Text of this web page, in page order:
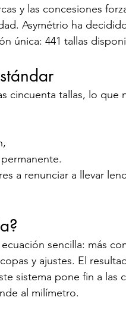
y las concesiones
Asymétrio ha
única: 441 tallas
cincuenta tallas, lo que
a renunciar a llevar
sencilla: más
y ajustes. El
sistema pone fin a las
al milímetro.